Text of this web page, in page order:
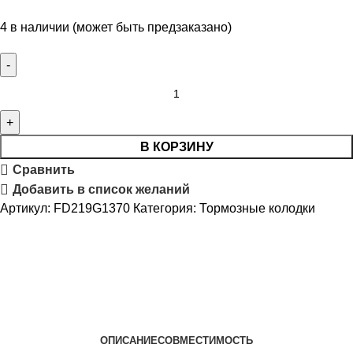
4 в наличии (может быть предзаказано)
В КОРЗИНУ
Сравнить
Добавить в список желаний
Артикул: FD219G1370 Категория: Тормозные колодки
ОПИСАНИЕСОВМЕСТИМОСТЬ